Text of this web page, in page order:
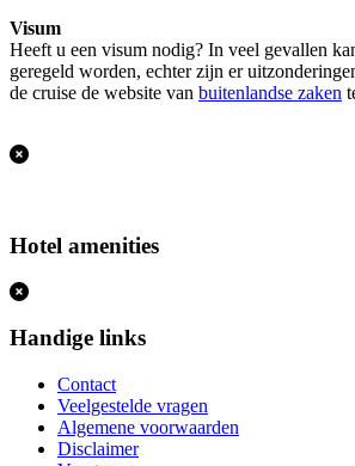
Visum
Heeft u een visum nodig? In veel gevallen
geregeld worden, echter zijn er
de cruise de website van buitenlandse zaken
Hotel amenities
Handige links
Contact
Veelgestelde vragen
Algemene voorwaarden
Disclaimer